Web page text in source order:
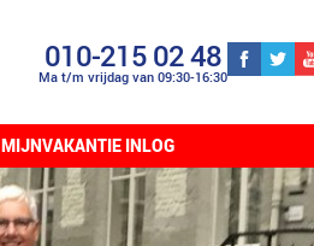
010-215 02 48
Ma t/m vrijdag van 09:30-16:30
MIJNVAKANTIE INLOG